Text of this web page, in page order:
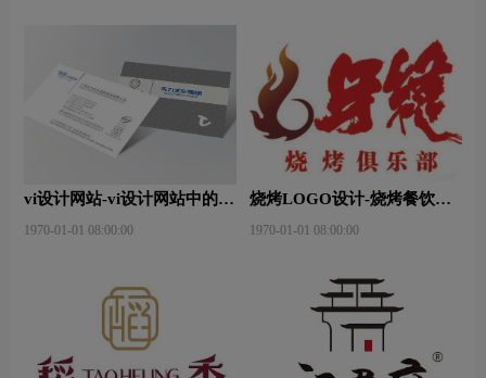
vi设计网站-vi设计网站中的完
1970-01-01 08:00:00
烧烤LOGO设计-烧烤餐饮连
1970-01-01 08:00:00